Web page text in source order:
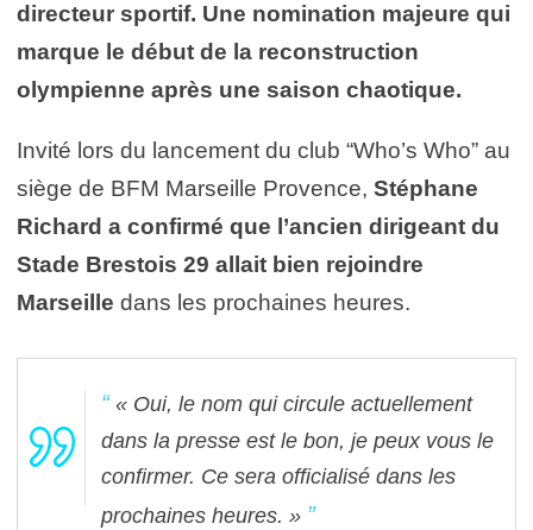
directeur sportif. Une nomination majeure qui
marque le début de la reconstruction
olympienne après une saison chaotique.
Invité lors du lancement du club “Who’s Who” au
siège de BFM Marseille Provence, Stéphane
Richard a confirmé que l’ancien dirigeant du
Stade Brestois 29 allait bien rejoindre
Marseille dans les prochaines heures.
« Oui, le nom qui circule actuellement
dans la presse est le bon, je peux vous le
confirmer. Ce sera officialisé dans les
prochaines heures. »